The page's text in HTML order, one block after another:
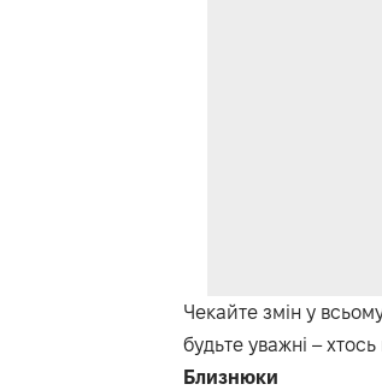
Чекайте змін у
будьте уважні –
Близнюки